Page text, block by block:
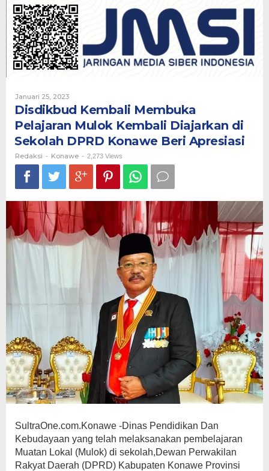
Mulok
Diajarkan
di
Sekolah
Apresiasi
Januari 25, 2023Oleh
Redaksi
Disdikbud Kembali Membuka
Pelajaran Mulok Kembali Diajarkan di
Sekolah DPRD Konawe Beri Apresiasi
Redaksi - Konawe - 2,273 Views
SultraOne.com.Konawe -Dinas Pendidikan Dan
Kebudayaan yang telah melaksanakan pembelajaran
Muatan Lokal (Mulok) di sekolah,Dewan Perwakilan
Rakyat Daerah (DPRD) Kabupaten Konawe Provinsi